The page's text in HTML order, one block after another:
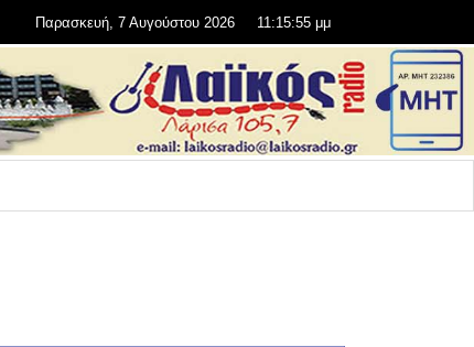
Παρασκευή, 7 Αυγούστου 2026 11:15:56 μμ